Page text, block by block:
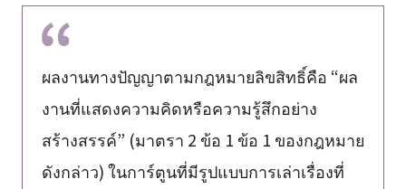
ผลงานทางปัญญาตามกฎหมายลิขสิทธิ์คือ “ผล
งานที่แสดงความคิดหรือความรู้สึกอย่าง
สร้างสรรค์” (มาตรา 2 ข้อ 1 ข้อ 1 ของกฎหมาย
ดังกล่าว) ในการ์ตูนที่มีรูปแบบการเล่าเรื่องที่